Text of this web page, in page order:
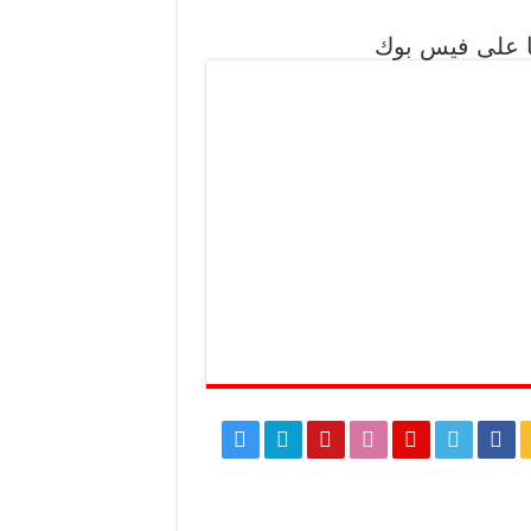
على فيس بوك